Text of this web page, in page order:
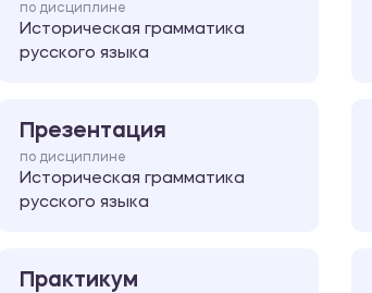
по дисциплине
Историческая грамматика
русского языка
Презентация
по дисциплине
Историческая грамматика
русского языка
Практикум